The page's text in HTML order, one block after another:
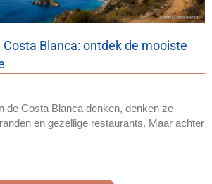
Blanca: ontdek de mooiste
de Costa Blanca denken, denken ze
en gezellige restaurants. Maar achter